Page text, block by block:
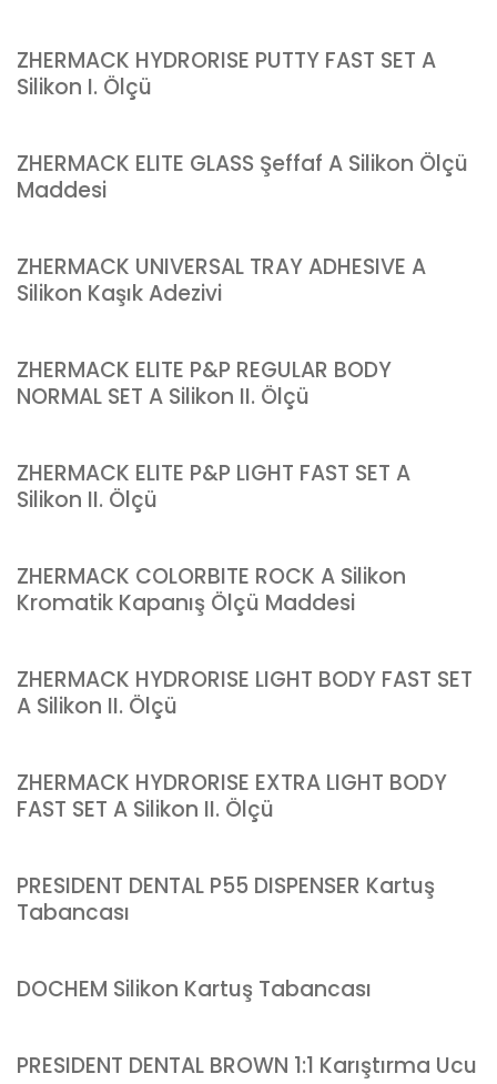
ZHERMACK HYDRORISE PUTTY FAST SET A
Silikon I. Ölçü
ZHERMACK ELITE GLASS Şeffaf A Silikon Ölçü
Maddesi
ZHERMACK UNIVERSAL TRAY ADHESIVE A
Silikon Kaşık Adezivi
ZHERMACK ELITE P&P REGULAR BODY
NORMAL SET A Silikon II. Ölçü
ZHERMACK ELITE P&P LIGHT FAST SET A
Silikon II. Ölçü
ZHERMACK COLORBITE ROCK A Silikon
Kromatik Kapanış Ölçü Maddesi
ZHERMACK HYDRORISE LIGHT BODY FAST SET
A Silikon II. Ölçü
ZHERMACK HYDRORISE EXTRA LIGHT BODY
FAST SET A Silikon II. Ölçü
PRESIDENT DENTAL P55 DISPENSER Kartuş
Tabancası
DOCHEM Silikon Kartuş Tabancası
PRESIDENT DENTAL BROWN 1:1 Karıştırma Ucu